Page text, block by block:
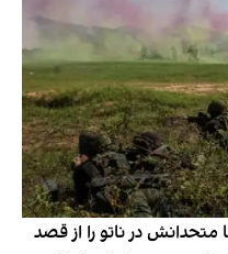
متحدانش در ناتو را از قصد